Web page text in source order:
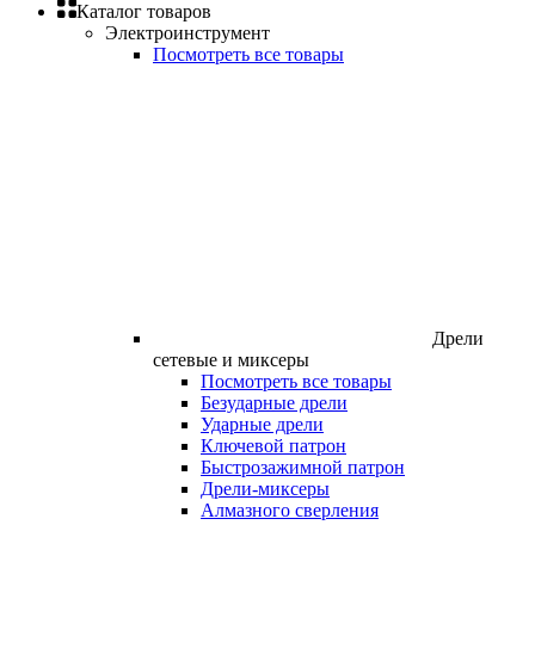
Каталог товаров
Электроинструмент
Посмотреть все товары
Дрели
сетевые и миксеры
Посмотреть все товары
Безударные дрели
Ударные дрели
Ключевой патрон
Быстрозажимной патрон
Дрели-миксеры
Алмазного сверления